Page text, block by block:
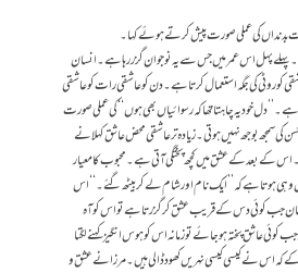
کی عملی صورت پیش کرتے ہوئے کہا۔
پہل اس عمر میں جس سے یہ نوجوان گزر رہا ہے۔ انسان
کو روٹی کی جگہ استعمال کرتا ہے۔ دن کو عاشقی رات کو عاشقی
’’دل خود یہ چاہتا تھا کہ رسوائیاں بھی ہوں‘‘ کی عملی صورت
سمجھ بوجھ نہیں ہوتی۔ زیادہ تر عاشقی محض عاشق کہلانے
اس کے بعد کے عشق میں کچھ پختگی آتی ہے۔ محبوب کا معیار
وہی ہوتا ہے کہ ’’ایک نام اور شام لے کر بیٹھ گئے۔‘‘ اس
جب کوئی دس کے قریب عشق کر گزرتا ہے تو اس کو آہ
عاشق پختہ ہوجائے تو زمانہ اس کو ہوس انگیز کہنے لگتا
کہ اس نے کیسی کیسی نہریں کھود ڈالی ہیں۔ مرزا نے عشق و